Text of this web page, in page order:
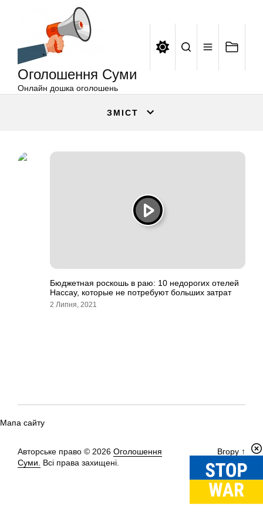
Оголошення Суми
Онлайн дошка оголошень
ЗМІСТ
Бюджетная роскошь в раю: 10 недорогих отелей
Нассау, которые не потребуют больших затрат
2 Липня, 2021
Мапа сайту
Авторське право © 2026 Оголошення
Суми.
Всі права захищені.
Вгору ↑